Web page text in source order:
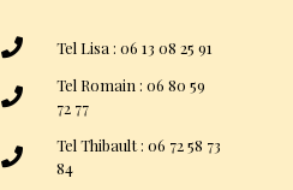
Tel Lisa : 06 13 08 25 91
Tel Romain : 06 80 59
72 77
Tel Thibault : 06 72 58 73
84